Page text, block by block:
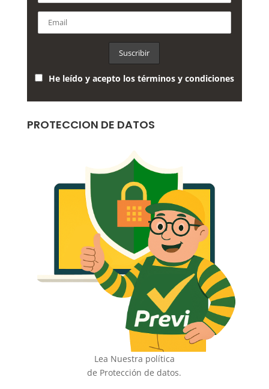
He leído y acepto los términos y condiciones
PROTECCION DE DATOS
Lea Nuestra política
de Protección de datos.